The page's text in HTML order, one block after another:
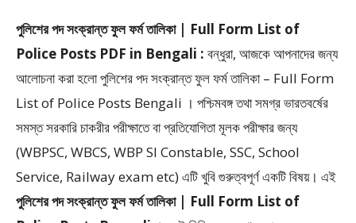
পুলিশের পদ সংক্রান্ত ফুল ফর্ম তালিকা | Full Form List of
Police Posts PDF in Bengali : বন্ধুরা, আজকে আপনাদের জন্য
আলোচনা করা হলো পুলিশের পদ সংক্রান্ত ফুল ফর্ম তালিকা – Full Form
List of Police Posts Bengali । পশ্চিমবঙ্গ তথা সমগ্র ভারতবর্ষের
সমস্ত সরকারি চাকরীর পরীক্ষাতে বা প্রতিযোগিতা মূলক পরীক্ষার জন্য
(WBPSC, WBCS, WBP SI Constable, SSC, School
Service, Railway exam etc) এটি খুবি গুরুত্বপূর্ণ একটি বিষয়। এই
পুলিশের পদ সংক্রান্ত ফুল ফর্ম তালিকা | Full Form List of